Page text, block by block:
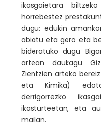
ikasgaietara
horrebestez
dugu: edukin
abiatu eta gero eta
bideratuko dugu
artean daukagu
Zientzien arteko
eta Kimika)
derrigorrezko
ikasturteetan, eta
mailan.